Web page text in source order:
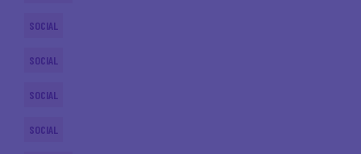
SOCIAL
SOCIAL
SOCIAL
SOCIAL